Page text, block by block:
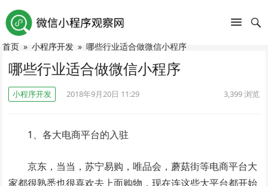
首页 » 小程序开发 » 哪些行业适合做微信小程序
哪些行业适合做微信小程序
小程序开发 2018年9月20日 11:29 3,399浏览
1、各大电商平台的入驻
京东，当当，苏宁易购，唯品会，蘑菇街等电商平台大
家都很熟悉也很喜欢去上面购物，现在连这些大平台都开始